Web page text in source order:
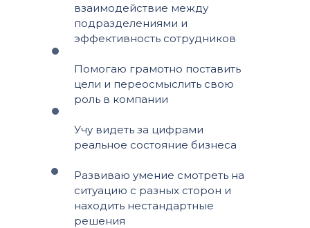
взаимодействие между
подразделениями и
эффективность сотрудников
Помогаю грамотно поставить
цели и переосмыслить свою
роль в компании
Учу видеть за цифрами
реальное состояние бизнеса
Развиваю умение смотреть на
ситуацию с разных сторон и
находить нестандартные
решения